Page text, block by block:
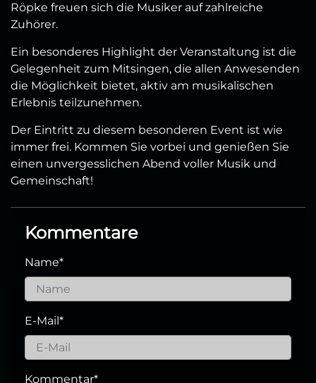
Röpke freuen sich die Musiker auf zahlreiche
Zuhörer.
Ein besonderes Highlight der Veranstaltung ist die
Gelegenheit zum Mitsingen, die allen Anwesenden
die Möglichkeit bietet, aktiv am musikalischen
Erlebnis teilzunehmen.
Der Eintritt zu diesem besonderen Event ist wie
immer frei. Kommen Sie vorbei und genießen Sie
einen unvergesslichen Abend voller Musik und
Gemeinschaft!
Kommentare
Name*
E-Mail*
Kommentar*